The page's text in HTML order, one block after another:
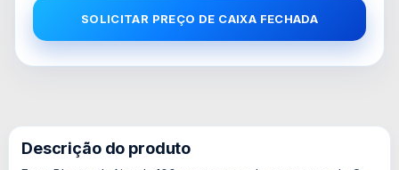
SOLICITAR PREÇO DE CAIXA FECHADA
Descrição do produto